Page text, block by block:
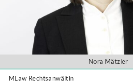
Nora Mätzler
MLaw Rechtsanwältin